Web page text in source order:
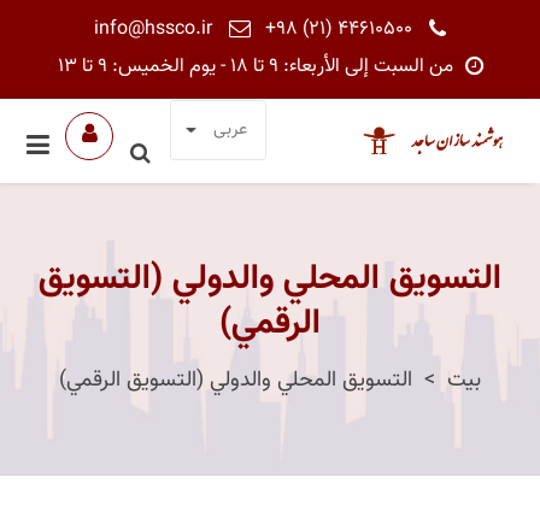
+98 (21) 44610500
info@hssco.ir
من السبت إلى الأربعاء: 9 تا 18 - يوم الخميس: 9 تا 13
عربی
التسويق المحلي والدولي (التسويق
الرقمي)
بیت التسويق المحلي والدولي (التسويق الرقمي)